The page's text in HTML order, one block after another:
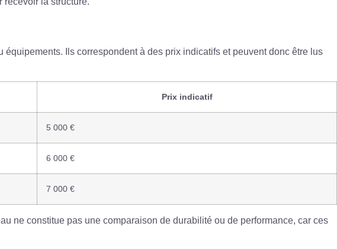
Ils correspondent à des prix indicatifs et peuvent donc être lus
Prix indicatif
5 000 €
6 000 €
7 000 €
ne constitue pas une comparaison de durabilité ou de performance, car ces